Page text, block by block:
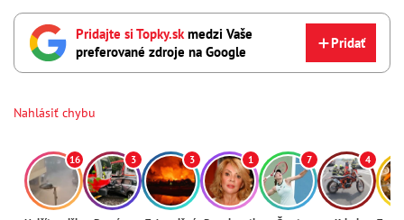
Pridajte si Topky.sk medzi Vaše
preferované zdroje na Google
Pridať
Nahlásiť chybu
16 3 3 1 7 4